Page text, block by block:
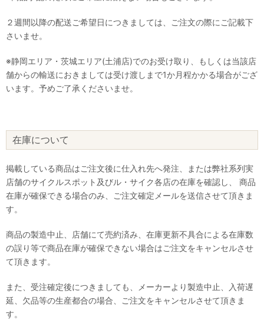
２週間以降の配送ご希望日につきましては、ご注文の際にご記載下
さいませ。
※静岡エリア・茨城エリア(土浦店)でのお受け取り、もしくは当該店
舗からの輸送におきましては受け渡しまで1か月程かかる場合がござ
います。予めご了承くださいませ。
在庫について
掲載している商品はご注文後に仕入れ先へ発注、または弊社系列実
店舗のサイクルスポット及びル・サイク各店の在庫を確認し、 商品
在庫が確保できる場合のみ、ご注文確定メールを送信させて頂きま
す。
商品の製造中止、店舗にて売約済み、在庫更新不具合による在庫数
の誤り等で商品在庫が確保できない場合はご注文をキャンセルさせ
て頂きます。
また、受注確定後につきましても、メーカーより製造中止、入荷遅
延、欠品等の生産都合の場合、ご注文をキャンセルさせて頂きま
す。